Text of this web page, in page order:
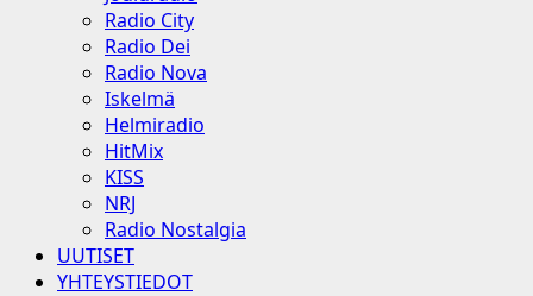
Radio City
Radio Dei
Radio Nova
Iskelmä
Helmiradio
HitMix
KISS
NRJ
Radio Nostalgia
UUTISET
YHTEYSTIEDOT